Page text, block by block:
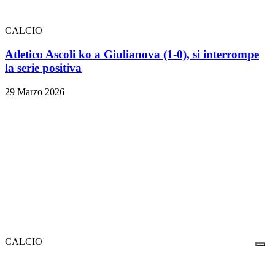
CALCIO
Atletico Ascoli ko a Giulianova (1-0), si interrompe
la serie positiva
29 Marzo 2026
CALCIO